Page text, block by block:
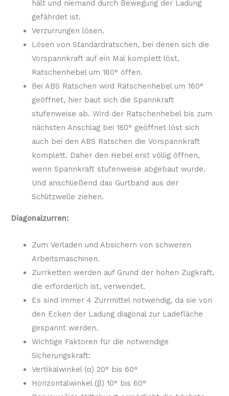
hält und niemand durch Bewegung der Ladung
gefährdet ist.
Verzurrungen lösen.
Lösen von Standardratschen, bei denen sich die
Vorspannkraft auf ein Mal komplett löst,
Ratschenhebel um 180° öffen.
Bei ABS Ratschen wird Ratschenhebel um 160°
geöffnet, hier baut sich die Spannkraft
stufenweise ab. Wird der Ratschenhebel bis zum
nächsten Anschlag bei 180° geöffnet löst sich
auch bei den ABS Ratschen die Vorspannkraft
komplett. Daher den Hebel erst völlig öffnen,
wenn Spannkraft stufenweise abgebaut wurde.
Und anschließend das Gurtband aus der
Schlitzwelle ziehen.
Diagonalzurren:
Zum Verladen und Absichern von schweren
Arbeitsmaschinen.
Zurrketten werden auf Grund der hohen Zugkraft,
die erforderlich ist, verwendet.
Es sind immer 4 Zurrmittel notwendig, da sie von
den Ecken der Ladung diagonal zur Ladefläche
gespannt werden.
Wichtige Faktoren für die notwendige
Sicherungskraft:
Vertikalwinkel (α) 20° bis 60°
Horizontalwinkel (β) 10° bis 60°